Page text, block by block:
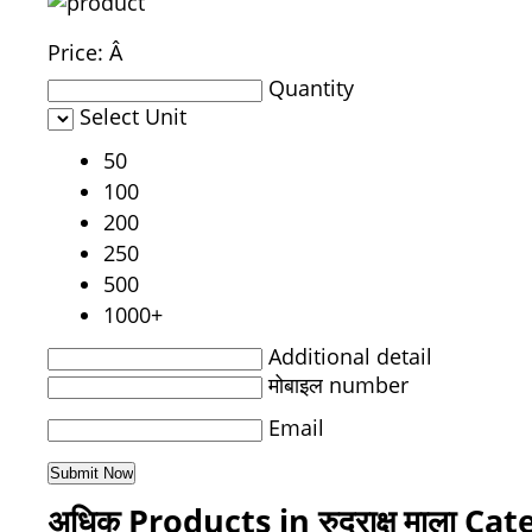
Price: Â
Quantity
Select Unit
50
100
200
250
500
1000+
Additional detail
मोबाइल number
Email
अधिक Products in रुद्राक्ष माला